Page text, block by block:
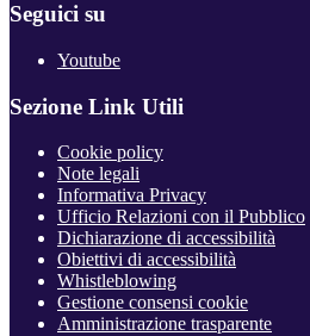
Seguici su
Youtube
Sezione Link Utili
Cookie policy
Note legali
Informativa Privacy
Ufficio Relazioni con il Pubblico
Dichiarazione di accessibilità
Obiettivi di accessibilità
Whistleblowing
Gestione consensi cookie
Amministrazione trasparente